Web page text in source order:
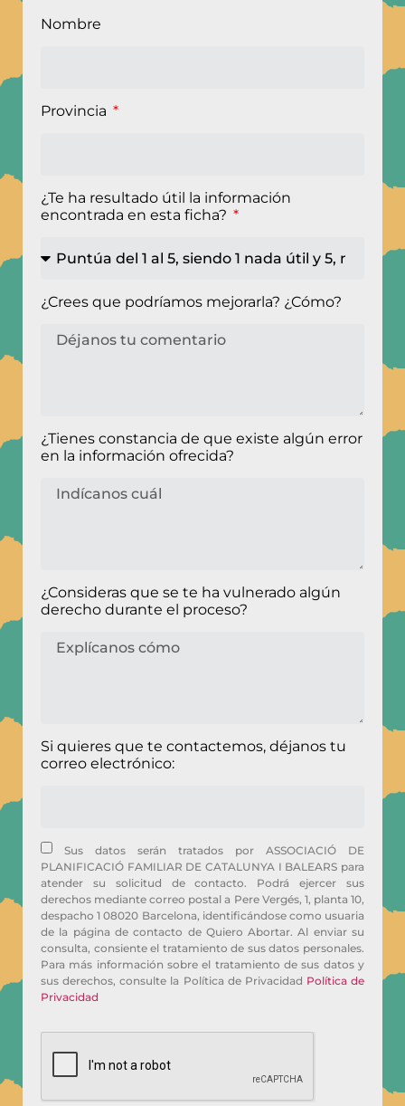
Nombre
Provincia
¿Te ha resultado útil la información
encontrada en esta ficha?
¿Crees que podríamos mejorarla? ¿Cómo?
¿Tienes constancia de que existe algún error
en la información ofrecida?
¿Consideras que se te ha vulnerado algún
derecho durante el proceso?
Si quieres que te contactemos, déjanos tu
correo electrónico:
Sus datos serán tratados por ASSOCIACIÓ DE
PLANIFICACIÓ FAMILIAR DE CATALUNYA I BALEARS para
atender su solicitud de contacto. Podrá ejercer sus
derechos mediante correo postal a Pere Vergés, 1, planta 10,
despacho 1 08020 Barcelona, identificándose como usuaria
de la página de contacto de Quiero Abortar. Al enviar su
consulta, consiente el tratamiento de sus datos personales.
Para más información sobre el tratamiento de sus datos y
sus derechos, consulte la Política de Privacidad Política de
Privacidad